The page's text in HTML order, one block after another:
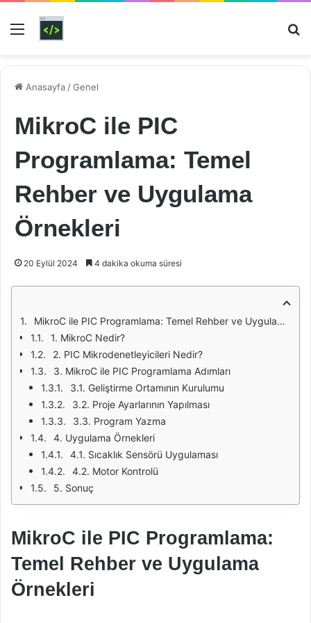
Menü
Anasayfa /Genel
MikroC ile PIC
Programlama: Temel
Rehber ve Uygulama
Örnekleri
20 Eylül 2024 4 dakika okuma süresi
MikroC ile PIC Programlama: Temel Rehber ve Uygulama Örnekleri
1. MikroC Nedir?
2. PIC Mikrodenetleyicileri Nedir?
3. MikroC ile PIC Programlama Adımları
3.1. Geliştirme Ortamının Kurulumu
3.2. Proje Ayarlarının Yapılması
3.3. Program Yazma
4. Uygulama Örnekleri
4.1. Sıcaklık Sensörü Uygulaması
4.2. Motor Kontrolü
5. Sonuç
MikroC ile PIC Programlama:
Temel Rehber ve Uygulama
Örnekleri